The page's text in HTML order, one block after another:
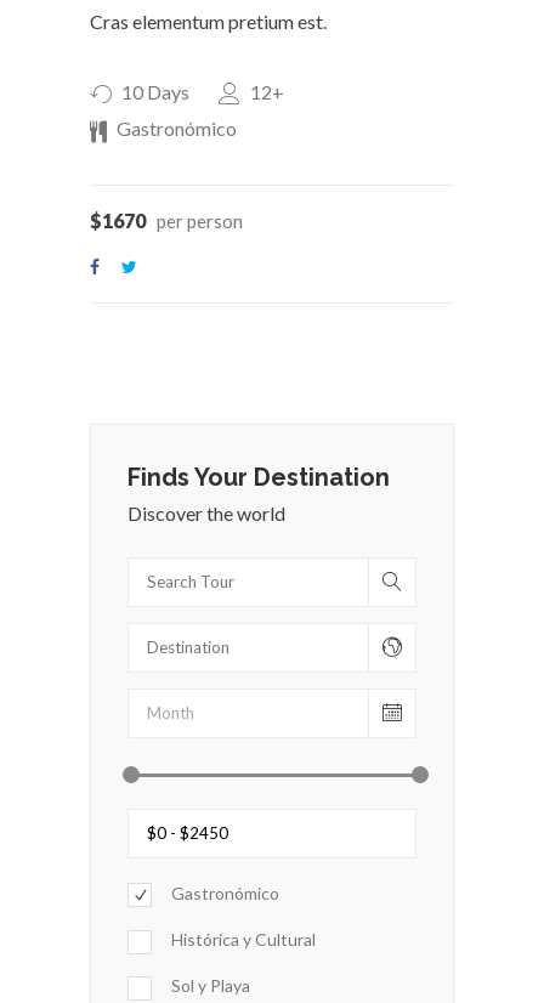
Cras elementum pretium est.
10 Days
12+
Gastronómico
$1670 per person
Finds Your Destination
Discover the world
Gastronómico
Histórica y Cultural
Sol y Playa